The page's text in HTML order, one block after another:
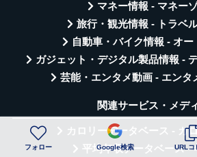
マネー情報 - マネー
旅行・観光情報 - トラベ
自動車・バイク情報 - オー
ガジェット・デジタル製品情報 -
芸能・エンタメ動画 - エンタ
関連サービス・メデ
カロリーデータベース - カ
平均年収データベース -
フォロー Google検索 URLコ